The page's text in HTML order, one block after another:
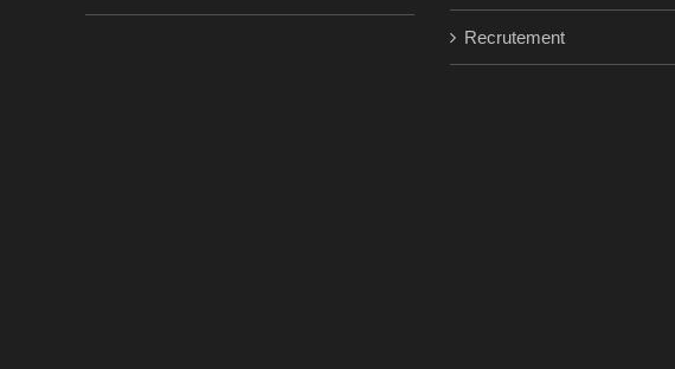
Recrutement